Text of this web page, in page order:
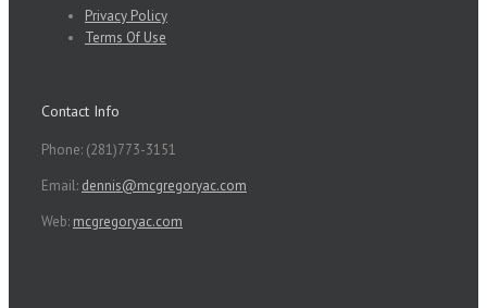
Privacy Policy
Terms Of Use
Contact Info
Phone: (281)773-3151
Email: dennis@mcgregoryac.com
Web: mcgregoryac.com